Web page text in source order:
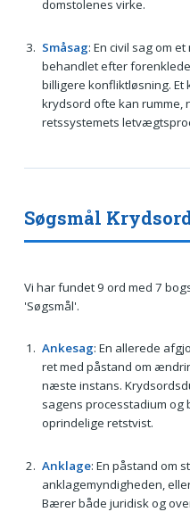
domstolenes virke.
Småsag: En civil sag om
behandlet efter
billigere konfliktløsning. Et
krydsord ofte kan rumme,
retssystemets
Søgsmål
Vi har fundet 9 ord med 7
'Søgsmål'.
Ankesag: En allerede
ret med påstand om
næste instans.
sagens processtadium
oprindelige retstvist.
Anklage: En påstand om
anklagemyndigheden,
Bærer både juridisk og